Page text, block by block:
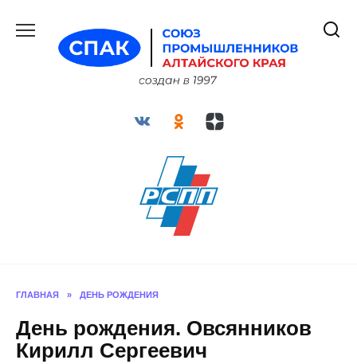
содержанию
ГЛАВНАЯ » ДЕНЬ РОЖДЕНИЯ
День рождения. Овсянников
Кирилл Сергеевич